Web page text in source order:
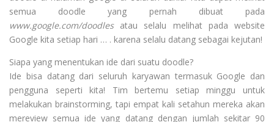
semua doodle yang pernah dibuat pada
www.google.com/doodlesatau selalu melihat pada website
Google kita setiap hari … . karena selalu datang sebagai kejutan!
Siapa yang menentukan ide dari suatu doodle?
Ide bisa datang dari seluruh karyawan termasuk Google dan
pengguna seperti kita! Tim bertemu setiap minggu untuk
melakukan brainstorming, tapi empat kali setahun mereka akan
mereview semua ide yang datang dengan jumlah sekitar 90